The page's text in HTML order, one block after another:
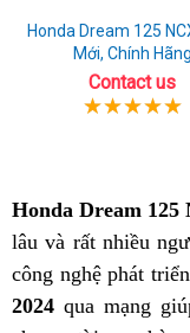
Honda Dream 125
Mới, Chính Hãng
Contact us
Honda Dream
lâu và rất nhiều
công nghệ phát
2024 qua mạng